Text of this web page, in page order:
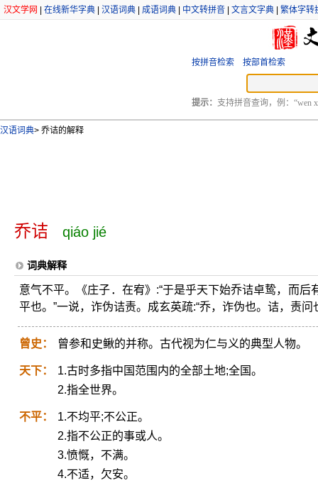
汉文学网 在线新华字典 汉语词典 成语词典 中文转拼音 文言文字典 繁体字转
按拼音检索 按部首检索
提示： 支持拼音查询，例：“wen
汉语词典> 乔诘的解释
乔诘 qiáo jié
词典解释
意气不平。《庄子．在宥》:“于是乎天下始乔诘卓鸷，而后
平也。”一说，诈伪诘责。成玄英疏:“乔，诈伪也。诘，责问
曾史： 曾参和史鳅的并称。古代视为仁与义的典型人物。
天下：
1.古时多指中国范围内的全部土地;全国。
2.指全世界。
不平：
1.不均平;不公正。
2.指不公正的事或人。
3.愤慨，不满。
4.不适，欠安。